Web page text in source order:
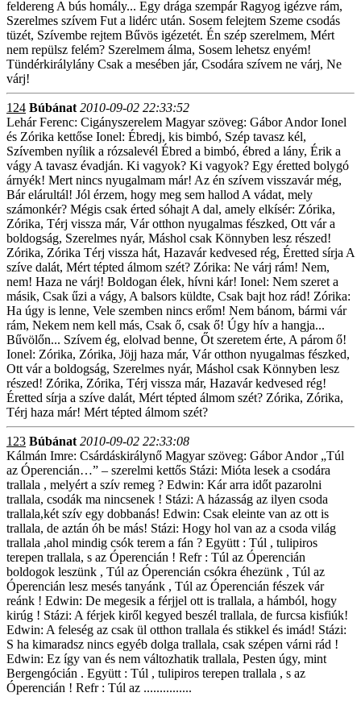
feldereng A bús homály... Egy drága szempár Ragyog igézve rám,
Szerelmes szívem Fut a lidérc után. Sosem felejtem Szeme csodás
tüzét, Szívembe rejtem Bűvös igézetét. Én szép szerelmem, Mért
nem repülsz felém? Szerelmem álma, Sosem lehetsz enyém!
Tündérkirálylány Csak a mesében jár, Csodára szívem ne várj, Ne
várj!
124 Búbánat 2010-09-02 22:33:52
Lehár Ferenc: Cigányszerelem Magyar szöveg: Gábor Andor Ionel
és Zórika kettőse Ionel: Ébredj, kis bimbó, Szép tavasz kél,
Szívemben nyílik a rózsalevél Ébred a bimbó, ébred a lány, Érik a
vágy A tavasz évadján. Ki vagyok? Ki vagyok? Egy éretted bolygó
árnyék! Mert nincs nyugalmam már! Az én szívem visszavár még,
Bár elárultál! Jól érzem, hogy meg sem hallod A vádat, mely
számonkér? Mégis csak érted sóhajt A dal, amely elkísér: Zórika,
Zórika, Térj vissza már, Vár otthon nyugalmas fészked, Ott vár a
boldogság, Szerelmes nyár, Máshol csak Könnyben lesz részed!
Zórika, Zórika Térj vissza hát, Hazavár kedvesed rég, Éretted sírja A
szíve dalát, Mért tépted álmom szét? Zórika: Ne várj rám! Nem,
nem! Haza ne várj! Boldogan élek, hívni kár! Ionel: Nem szeret a
másik, Csak űzi a vágy, A balsors küldte, Csak bajt hoz rád! Zórika:
Ha úgy is lenne, Vele szemben nincs erőm! Nem bánom, bármi vár
rám, Nekem nem kell más, Csak ő, csak ő! Úgy hív a hangja...
Bűvölőn... Szívem ég, elolvad benne, Őt szeretem érte, A párom ő!
Ionel: Zórika, Zórika, Jöjj haza már, Vár otthon nyugalmas fészked,
Ott vár a boldogság, Szerelmes nyár, Máshol csak Könnyben lesz
részed! Zórika, Zórika, Térj vissza már, Hazavár kedvesed rég!
Éretted sírja a szíve dalát, Mért tépted álmom szét? Zórika, Zórika,
Térj haza már! Mért tépted álmom szét?
123 Búbánat 2010-09-02 22:33:08
Kálmán Imre: Csárdáskirálynő Magyar szöveg: Gábor Andor „Túl
az Óperencián…” – szerelmi kettős Stázi: Mióta lesek a csodára
trallala , melyért a szív remeg ? Edwin: Kár arra időt pazarolni
trallala, csodák ma nincsenek ! Stázi: A házasság az ilyen csoda
trallala,két szív egy dobbanás! Edwin: Csak eleinte van az ott is
trallala, de aztán óh be más! Stázi: Hogy hol van az a csoda világ
trallala ,ahol mindig csók terem a fán ? Együtt : Túl , tulipiros
terepen trallala, s az Óperencián ! Refr : Túl az Óperencián
boldogok leszünk , Túl az Óperencián csókra éhezünk , Túl az
Óperencián lesz mesés tanyánk , Túl az Óperencián fészek vár
reánk ! Edwin: De megesik a férjjel ott is trallala, a hámból, hogy
kirúg ! Stázi: A férjek kiről kegyed beszél trallala, de furcsa kisfiúk!
Edwin: A feleség az csak ül otthon trallala és stikkel és imád! Stázi:
S ha kimaradsz nincs egyéb dolga trallala, csak szépen várni rád !
Edwin: Ez így van és nem változhatik trallala, Pesten úgy, mint
Bergengócián . Együtt : Túl , tulipiros terepen trallala , s az
Óperencián ! Refr : Túl az ...............